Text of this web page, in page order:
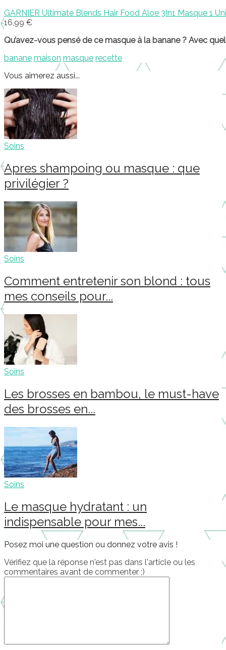
GARNIER Ultimate Blends Hair Food Aloe 3In1 Masque 1
16,99 €
Qu’avez-vous pensé de ce masque à la banane ? Avec
banane maison masque recette
Vous aimerez aussi...
Soins
Apres shampoing ou masque : que
privilégier ?
Soins
Comment entretenir son blond : tous
mes conseils pour...
Soins
Les brosses en bambou, le must-have
des brosses en...
Soins
Le masque hydratant : un
indispensable pour mes...
Posez moi une question ou donnez votre avis !
Vérifiez que la réponse n'est pas dans l'article ou les
commentaires avant de commenter ;)